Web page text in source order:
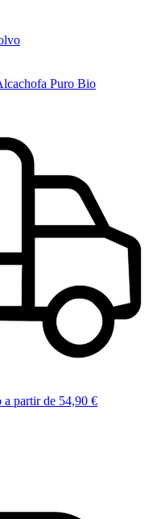
Puro Bio
a partir de 54,90 €